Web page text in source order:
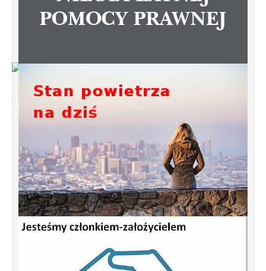
Od 1 stycznia 2023 roku zmiany w
funkcjonowaniu linii autobusowych
kursujących na Krzyżowniki-Smochowice